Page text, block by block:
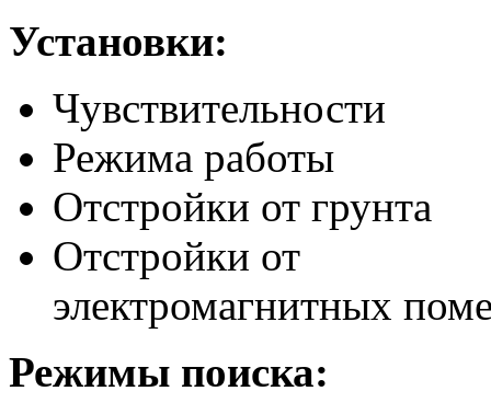
Установки:
Чувствительности
Режима работы
Отстройки от грунта
Отстройки от
электромагнитных
Режимы поиска: